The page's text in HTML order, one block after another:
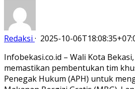
Redaksi · 2025-10-
Infobekasi.co.id – Wali Kota
memastikan pembentukan tim
Penegak Hukum (APH) untuk